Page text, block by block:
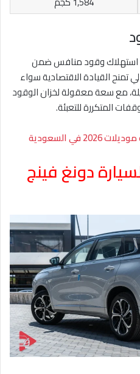
هيوج 2026 معدل استهلاك وقود منافس ضمن
كم/لتر، وبالتالي تمنح القيادة الاقتصادية سواء
مع سعة معقولة لخزان الوقود
المتكررة للتعبئة.
في السعودية
دونغ فينج